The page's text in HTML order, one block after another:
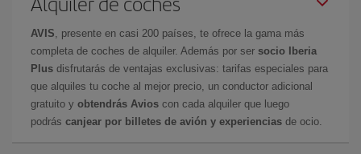
AVIS , presente en casi 200 países, te ofrece la gama más
completa de coches de alquiler. Además por ser socio Iberia
Plus disfrutarás de ventajas exclusivas: tarifas especiales para
que alquiles tu coche al mejor precio, un conductor adicional
gratuito y obtendrás Avios con cada alquiler que luego
podrás canjear por billetes de avión y experiencias de ocio.